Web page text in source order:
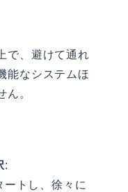
で、避けて通れ
能なシステムほ
ん。
:
ートし、徐々に